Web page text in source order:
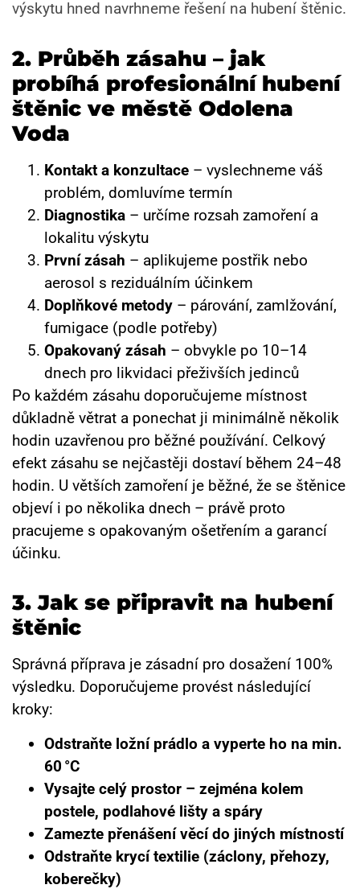
výskytu hned navrhneme řešení na hubení štěnic.
2. Průběh zásahu – jak
probíhá profesionální hubení
štěnic ve městě Odolena
Voda
Kontakt a konzultace – vyslechneme váš
problém, domluvíme termín
Diagnostika – určíme rozsah zamoření a
lokalitu výskytu
První zásah – aplikujeme postřik nebo
aerosol s reziduálním účinkem
Doplňkové metody – párování, zamlžování,
fumigace (podle potřeby)
Opakovaný zásah – obvykle po 10–14
dnech pro likvidaci přeživších jedinců
Po každém zásahu doporučujeme místnost
důkladně větrat a ponechat ji minimálně několik
hodin uzavřenou pro běžné používání. Celkový
efekt zásahu se nejčastěji dostaví během 24–48
hodin. U větších zamoření je běžné, že se štěnice
objeví i po několika dnech – právě proto
pracujeme s opakovaným ošetřením a garancí
účinku.
3.Jak se připravit na hubení
štěnic
Správná příprava je zásadní pro dosažení 100%
výsledku. Doporučujeme provést následující
kroky:
Odstraňte ložní prádlo a vyperte ho na min.
60 °C
Vysajte celý prostor – zejména kolem
postele, podlahové lišty a spáry
Zamezte přenášení věcí do jiných místností
Odstraňte krycí textilie (záclony, přehozy,
koberečky)